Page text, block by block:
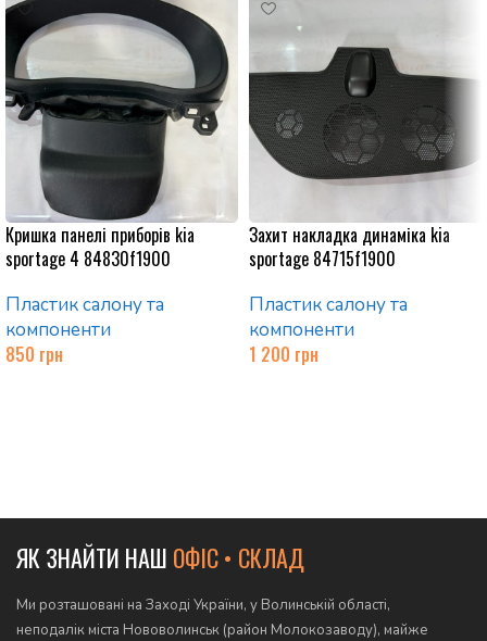
Кришка панелі приборів kia
sportage 4 84830f1900
Пластик салону та
компоненти
850 грн
Захит накладка динаміка kia
sportage 84715f1900
Пластик салону та
компоненти
1 200 грн
ЯК ЗНАЙТИ НАШ ОФІС • СКЛАД
Ми розташовані на Заході України, у Волинській області,
неподалік міста Нововолинськ (район Молокозаводу), майже